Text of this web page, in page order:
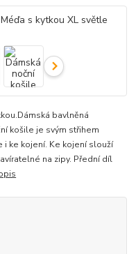
bavlněná
košile je svým střihem
i ke kojení. Ke kojení slouží
na zipy. Přední díl